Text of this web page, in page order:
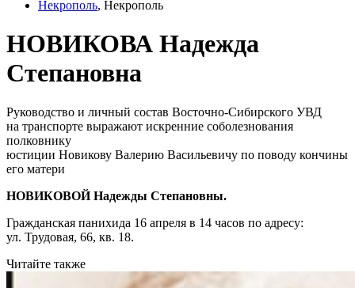
Некрополь, Некрополь
НОВИКОВА Надежда
Степановна
Руководство и личный состав Восточно-Сибирского УВД
на транспорте выражают искренние соболезнования
полковнику
юстиции Новикову Валерию Васильевичу по поводу кончины
его матери
НОВИКОВОЙ Надежды Степановны.
Гражданская панихида 16 апреля в 14 часов по адресу:
ул. Трудовая, 66, кв. 18.
Читайте также